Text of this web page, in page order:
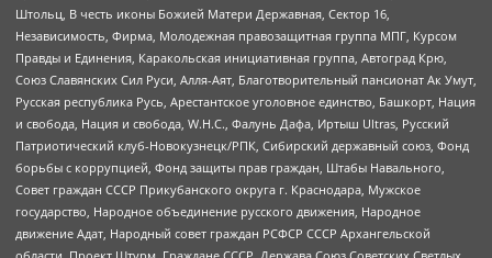
Штольц, В честь иконы Божией Матери Державная, Сектор 16,
Независимость, Фирма, Молодежная правозащитная группа МПГ, Курсом
Правды и Единения, Каракольская инициативная группа, Автоград Крю,
Союз Славянских Сил Руси, Алля-Аят, Благотворительный пансионат Ак Умут,
Русская республика Русь, Арестантское уголовное единство, Башкорт, Нация
и свобода, Нация и свобода, W.H.С., Фалунь Дафа, Иртыш Ultras, Русский
Патриотический клуб-Новокузнецк/РПК, Сибирский державный союз, Фонд
борьбы с коррупцией, Фонд защиты прав граждан, Штабы Навального,
Совет граждан СССР Прикубанского округа г. Краснодара, Мужское
государство, Народное объединение русского движения, Народное
движение Адат, Народный совет граждан РСФСР СССР Архангельской